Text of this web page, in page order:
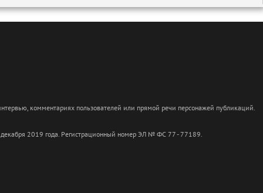
комментариях пользователей или прямой речи персонажей публикаций.
декабря 2019 года. Регистрационный номер ЭЛ № ФС 77 - 77189.